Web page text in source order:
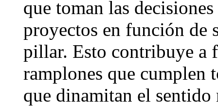
que toman las
proyectos en función de
pillar. Esto contribuye a
ramplones que cumplen
que dinamitan el